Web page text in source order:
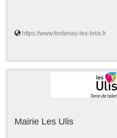
https://www.fontenay-les-briis.fr
Mairie Les Ulis